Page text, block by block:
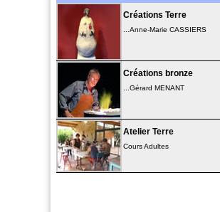
Créations Terre
...Anne-Marie CASSIERS
Créations bronze
...Gérard MENANT
Atelier Terre
Cours Adultes